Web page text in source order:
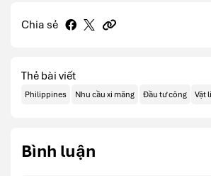
Chia sẻ
Thẻ bài viết
Philippines Nhu cầu xi măng Đầu tư công Vật
Bình luận